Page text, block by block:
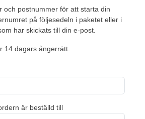
och postnummer för att starta din
på följesedeln i paketet eller i
har skickats till din e-post.
14 dagars ångerrätt.
är beställd till